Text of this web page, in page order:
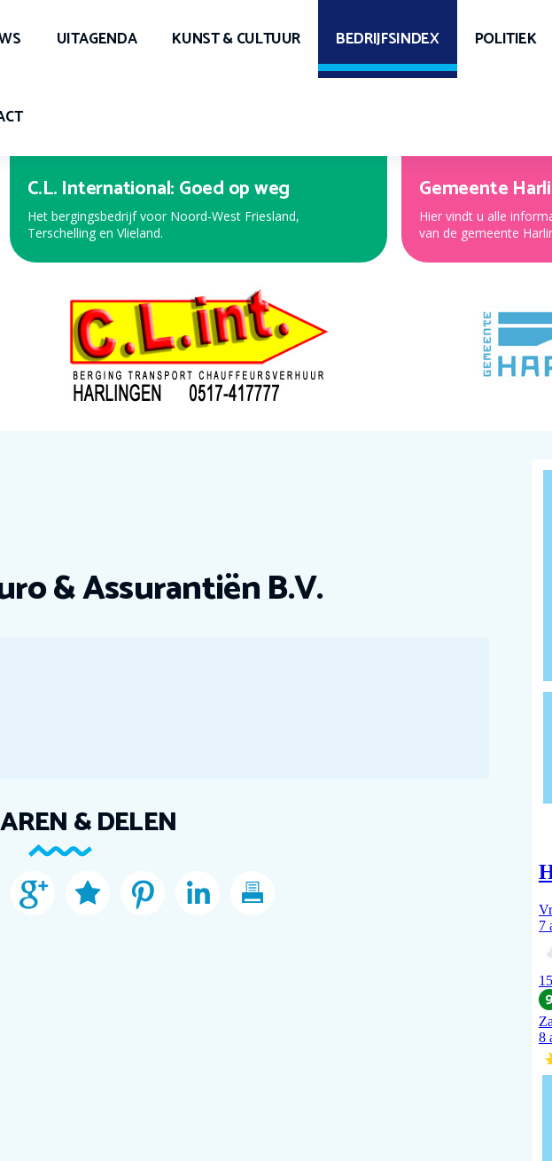
UITAGENDA KUNST & CULTUUR BEDRIJFSINDEX POLITIEK
Expert Harlingen
Bekijk de nieuwe folder met de beste aanbiedingen!
C.L. International: Goed op weg
Het bergingsbedrijf voor Noord-West Friesland,
Terschelling en Vlieland.
Gemeente
Hier vindt u alle
van de gemeente
& Assurantiën B.V.
& DELEN